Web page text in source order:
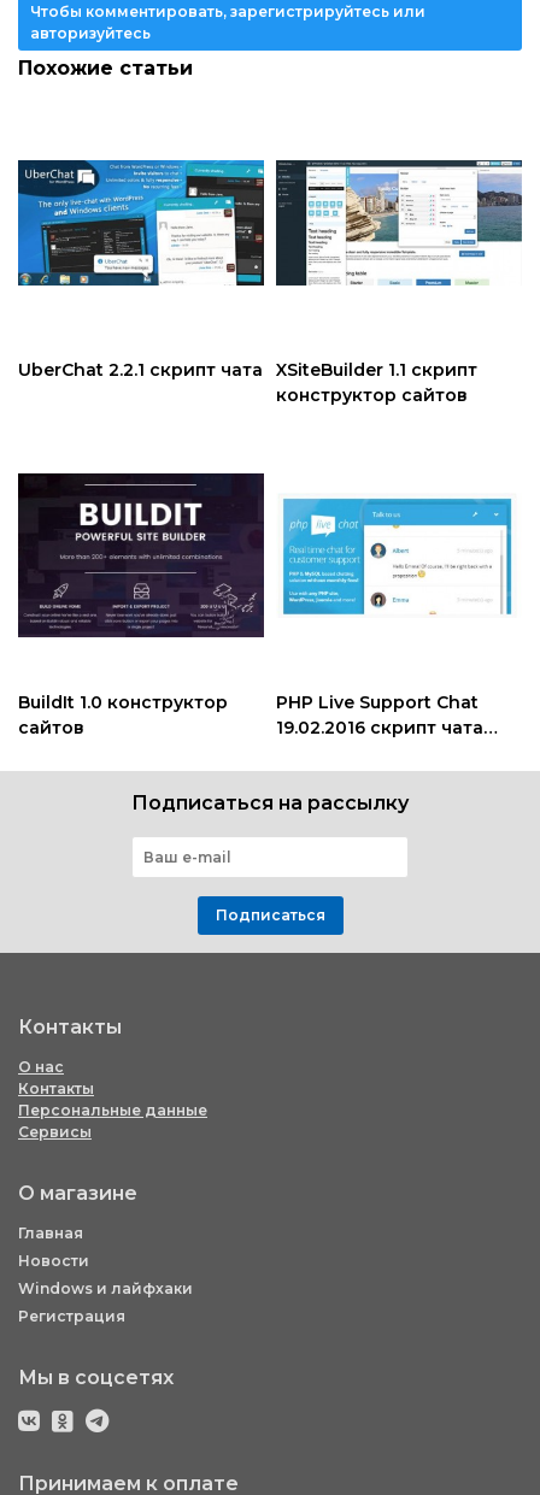
Чтобы комментировать, зарегистрируйтесь или
авторизуйтесь
Похожие статьи
UberChat 2.2.1 скрипт чата
XSiteBuilder 1.1 скрипт
конструктор сайтов
BuildIt 1.0 конструктор
сайтов
PHP Live Support Chat
19.02.2016 скрипт чата
Подписаться на рассылку
Подписаться
Контакты
О нас
Контакты
Персональные данные
Сервисы
О магазине
Главная
Новости
Windows и лайфхаки
Регистрация
Мы в соцсетях
Принимаем к оплате